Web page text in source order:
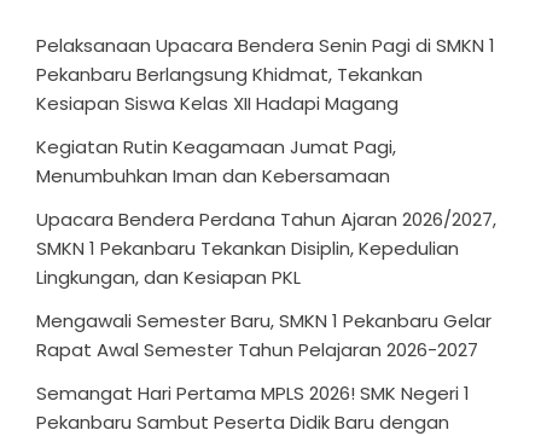
Pelaksanaan Upacara Bendera Senin Pagi di SMKN 1
Pekanbaru Berlangsung Khidmat, Tekankan
Kesiapan Siswa Kelas XII Hadapi Magang
Kegiatan Rutin Keagamaan Jumat Pagi,
Menumbuhkan Iman dan Kebersamaan
Upacara Bendera Perdana Tahun Ajaran 2026/2027,
SMKN 1 Pekanbaru Tekankan Disiplin, Kepedulian
Lingkungan, dan Kesiapan PKL
Mengawali Semester Baru, SMKN 1 Pekanbaru Gelar
Rapat Awal Semester Tahun Pelajaran 2026-2027
Semangat Hari Pertama MPLS 2026! SMK Negeri 1
Pekanbaru Sambut Peserta Didik Baru dengan